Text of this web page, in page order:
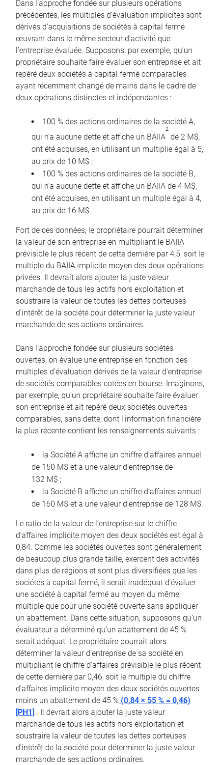
Dans l’approche fondée sur plusieurs opérations
précédentes, les multiples d’évaluation implicites sont
dérivés d’acquisitions de sociétés à capital fermé
œuvrant dans le même secteur d’activité que
l’entreprise évaluée. Supposons, par exemple, qu’un
propriétaire souhaite faire évaluer son entreprise et ait
repéré deux sociétés à capital fermé comparables
ayant récemment changé de mains dans le cadre de
deux opérations distinctes et indépendantes :
100 % des actions ordinaires de la société A,
qui n’a aucune dette et affiche un BAIIA
2
de 2 M$,
ont été acquises, en utilisant un multiplie égal à 5,
au prix de 10 M$ ;
100 % des actions ordinaires de la société B,
qui n’a aucune dette et affiche un BAIIA de 4 M$,
ont été acquises, en utilisant un multiple égal à 4,
au prix de 16 M$.
Fort de ces données, le propriétaire pourrait déterminer
la valeur de son entreprise en multipliant le BAIIA
prévisible le plus récent de cette dernière par 4,5, soit le
multiple du BAIIA implicite moyen des deux opérations
privées. Il devrait alors ajouter la juste valeur
marchande de tous les actifs hors exploitation et
soustraire la valeur de toutes les dettes porteuses
d’intérêt de la société pour déterminer la juste valeur
marchande de ses actions ordinaires.
Dans l’approche fondée sur plusieurs sociétés
ouvertes, on évalue une entreprise en fonction des
multiples d’évaluation dérivés de la valeur d’entreprise
de sociétés comparables cotées en bourse. Imaginons,
par exemple, qu’un propriétaire souhaite faire évaluer
son entreprise et ait repéré deux sociétés ouvertes
comparables, sans dette, dont l’information financière
la plus récente contient les renseignements suivants :
la Société A affiche un chiffre d’affaires annuel
de 150 M$ et a une valeur d’entreprise de
132 M$ ;
la Société B affiche un chiffre d’affaires annuel
de 160 M$ et a une valeur d’entreprise de 128 M$.
Le ratio de la valeur de l’entreprise sur le chiffre
d’affaires implicite moyen des deux sociétés est égal à
0,84. Comme les sociétés ouvertes sont généralement
de beaucoup plus grande taille, exercent des activités
dans plus de régions et sont plus diversifiées que les
sociétés à capital fermé, il serait inadéquat d’évaluer
une société à capital fermé au moyen du même
multiple que pour une société ouverte sans appliquer
un abattement. Dans cette situation, supposons qu’un
évaluateur a déterminé qu’un abattement de 45 %
serait adéquat. Le propriétaire pourrait alors
déterminer la valeur d’entreprise de sa société en
multipliant le chiffre d’affaires prévisible le plus récent
de cette dernière par 0,46, soit le multiple du chiffre
d’affaires implicite moyen des deux sociétés ouvertes
moins un abattement de 45 % (0,84 × 55 % = 0,46)
[PH1] . Il devrait alors ajouter la juste valeur
marchande de tous les actifs hors exploitation et
soustraire la valeur de toutes les dettes porteuses
d’intérêt de la société pour déterminer la juste valeur
marchande de ses actions ordinaires.